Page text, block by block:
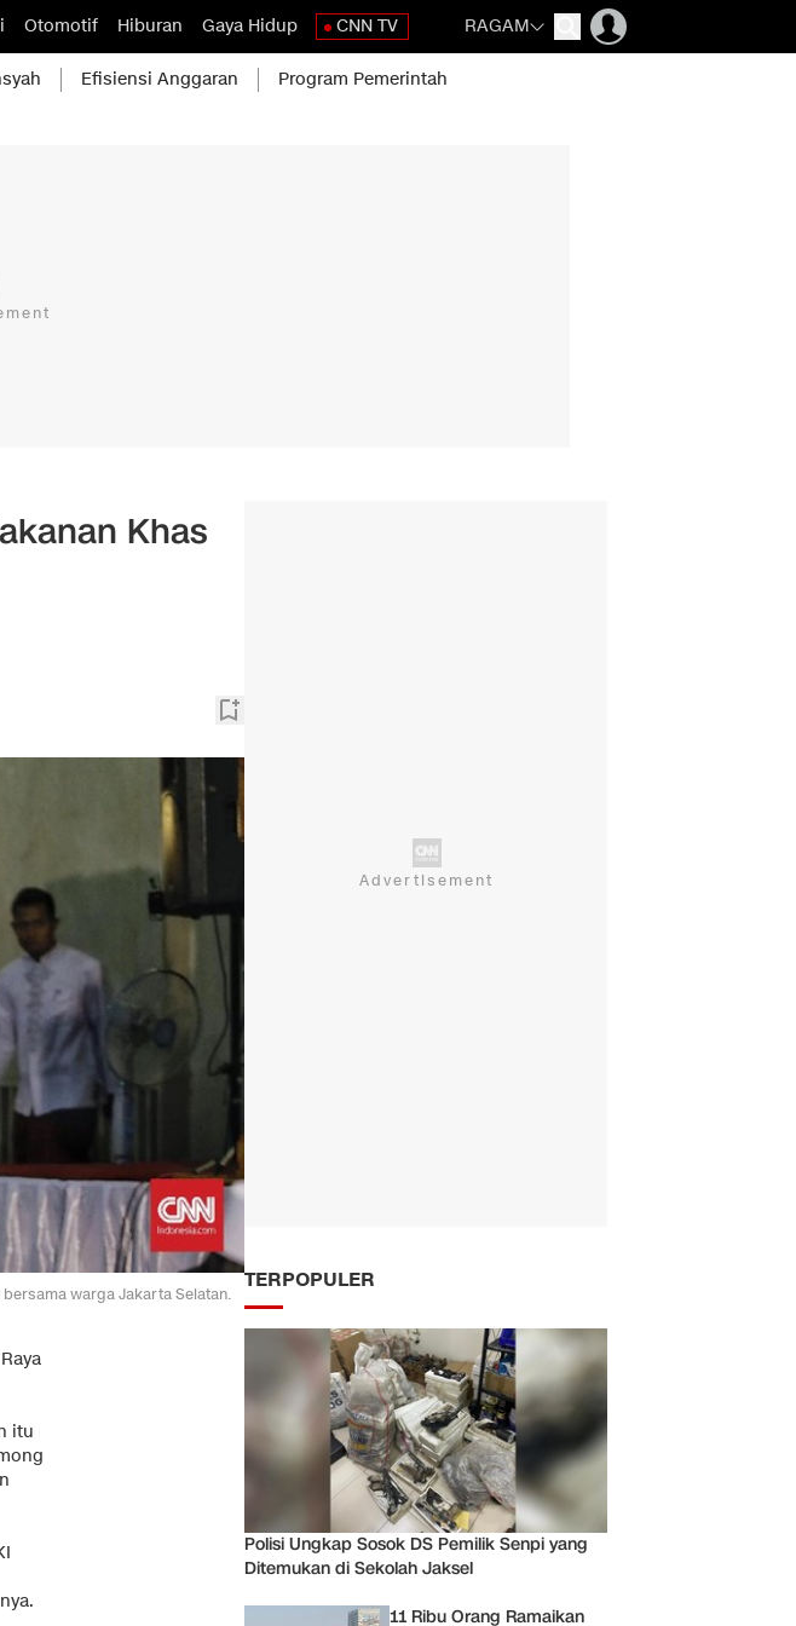
Otomotif Hiburan Gaya Hidup CNN TV RAGAM
Efisiensi Anggaran Program Pemerintah
Khas
warga Jakarta Selatan.
itu
TERPOPULER
Polisi Ungkap Sosok DS Pemilik Senpi yang
Ditemukan di Sekolah Jaksel
11 Ribu Orang Ramaikan